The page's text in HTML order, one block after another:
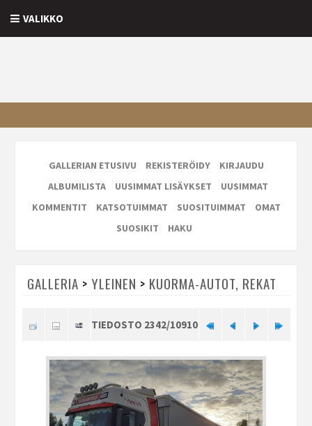
VALIKKO
GALLERIAN ETUSIVU REKISTERÖIDY
KIRJAUDU
ALBUMILISTA
UUSIMMAT LISÄYKSET
UUSIMMAT
KOMMENTIT
KATSOTUIMMAT SUOSITUIMMAT
OMAT
SUOSIKIT
HAKU
GALLERIA > YLEINEN > KUORMA-AUTOT, REKAT
TIEDOSTO 2342/10910